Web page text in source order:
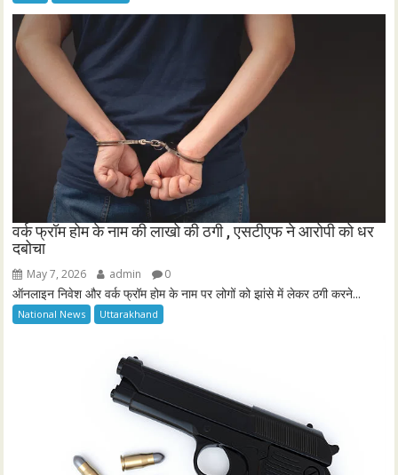
वर्क फ्रॉम होम के नाम की लाखो की ठगी , एसटीएफ ने आरोपी को धर
दबोचा
May 7, 2026 admin 0
ऑनलाइन निवेश और वर्क फ्रॉम होम के नाम पर लोगों को झांसे में लेकर ठगी करने...
National News Uttarakhand